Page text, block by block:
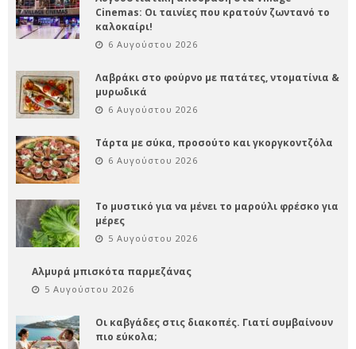
Cinemas: Οι ταινίες που κρατούν ζωντανό το
καλοκαίρι!
6 Αυγούστου 2026
Λαβράκι στο φούρνο με πατάτες, ντοματίνια &
μυρωδικά
6 Αυγούστου 2026
Τάρτα με σύκα, προσούτο και γκοργκοντζόλα
6 Αυγούστου 2026
Το μυστικό για να μένει το μαρούλι φρέσκο για
μέρες
5 Αυγούστου 2026
Αλμυρά μπισκότα παρμεζάνας
5 Αυγούστου 2026
Οι καβγάδες στις διακοπές. Γιατί συμβαίνουν
πιο εύκολα;